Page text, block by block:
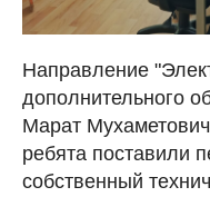
Направление
дополнительного
Марат
ребята поставили
собственный